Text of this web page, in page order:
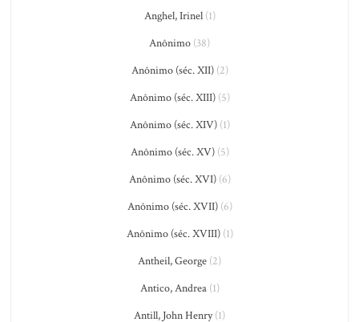
Anghel, Irinel(1)
Anônimo (38)
Anônimo (séc. XII)(2)
Anônimo (séc. XIII)(5)
Anônimo (séc. XIV)(1)
Anônimo (séc. XV)(5)
Anônimo (séc. XVI)(6)
Anônimo (séc. XVII)(6)
Anônimo (séc. XVIII)(1)
Antheil, George (2)
Antico, Andrea(1)
Antill, John Henry(1)